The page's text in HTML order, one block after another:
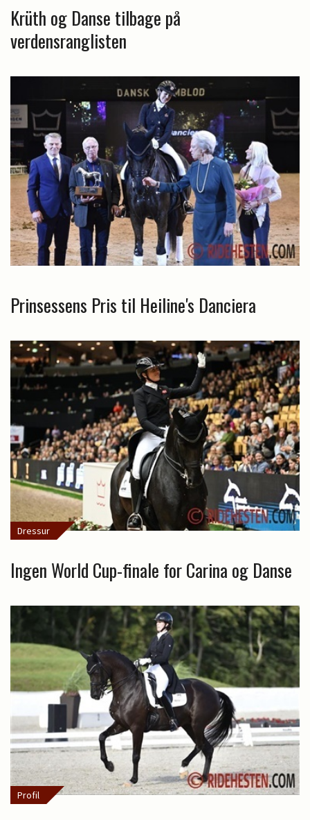
Krüth og Danse tilbage på
verdensranglisten
Prinsessens Pris til Heiline's Danciera
Dressur
Ingen World Cup-finale for Carina og Danse
Profil